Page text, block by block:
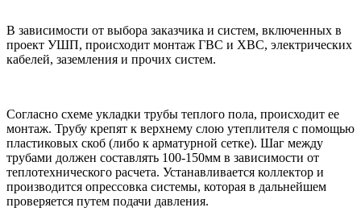
В зависимости от выбора заказчика и систем, включенных в
проект УШП, происходит монтаж ГВС и ХВС, электрических
кабелей, заземления и прочих систем.
Согласно схеме укладки трубы теплого пола, происходит ее
монтаж. Трубу крепят к верхнему слою утеплителя с помощью
пластиковых скоб (либо к арматурной сетке). Шаг между
трубами должен составлять 100-150мм в зависимости от
теплотехнического расчета. Устанавливается коллектор и
производится опрессовка системы, которая в дальнейшем
проверяется путем подачи давления.